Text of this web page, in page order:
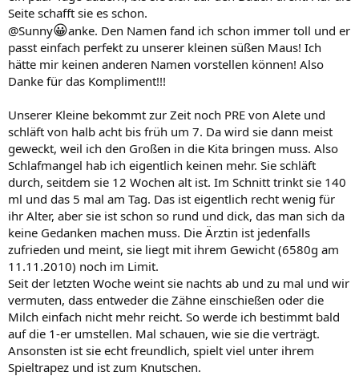
Seite schafft sie es schon.
@Sunny😀anke. Den Namen fand ich schon immer toll und er
passt einfach perfekt zu unserer kleinen süßen Maus! Ich
hätte mir keinen anderen Namen vorstellen können! Also
Danke für das Kompliment!!!
Unserer Kleine bekommt zur Zeit noch PRE von Alete und
schläft von halb acht bis früh um 7. Da wird sie dann meist
geweckt, weil ich den Großen in die Kita bringen muss. Also
Schlafmangel hab ich eigentlich keinen mehr. Sie schläft
durch, seitdem sie 12 Wochen alt ist. Im Schnitt trinkt sie 140
ml und das 5 mal am Tag. Das ist eigentlich recht wenig für
ihr Alter, aber sie ist schon so rund und dick, das man sich da
keine Gedanken machen muss. Die Ärztin ist jedenfalls
zufrieden und meint, sie liegt mit ihrem Gewicht (6580g am
11.11.2010) noch im Limit.
Seit der letzten Woche weint sie nachts ab und zu mal und wir
vermuten, dass entweder die Zähne einschießen oder die
Milch einfach nicht mehr reicht. So werde ich bestimmt bald
auf die 1-er umstellen. Mal schauen, wie sie die verträgt.
Ansonsten ist sie echt freundlich, spielt viel unter ihrem
Spieltrapez und ist zum Knutschen.